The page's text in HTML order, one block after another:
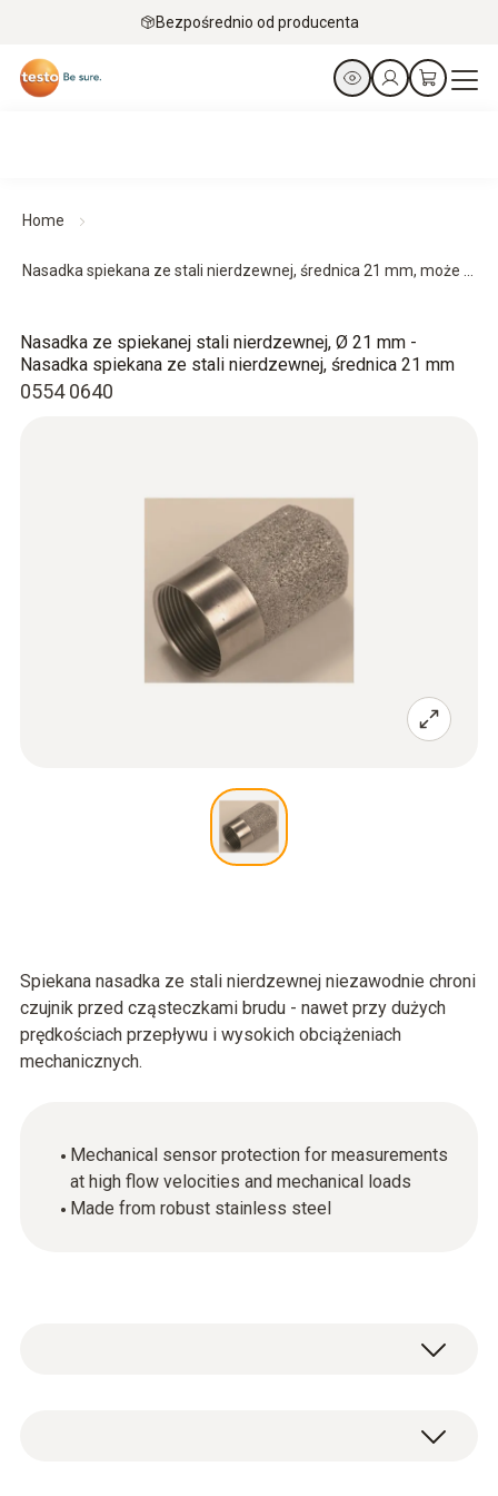
Bezpośrednio od producenta
Home
Nasadka spiekana ze stali nierdzewnej, średnica 21 mm, może ...
0554 0640
Nasadka ze spiekanej stali nierdzewnej, Ø 21 mm -
Nasadka spiekana ze stali nierdzewnej, średnica 21 mm
Spiekana nasadka ze stali nierdzewnej niezawodnie chroni
czujnik przed cząsteczkami brudu - nawet przy dużych
prędkościach przepływu i wysokich obciążeniach
mechanicznych.
Mechanical sensor protection for measurements
at high flow velocities and mechanical loads
Made from robust stainless steel
Nasadka spiekana ze stali nierdzewnej V2A,